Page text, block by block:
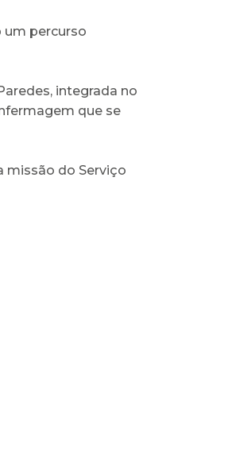
um percurso
integrada no
que se
missão do Serviço